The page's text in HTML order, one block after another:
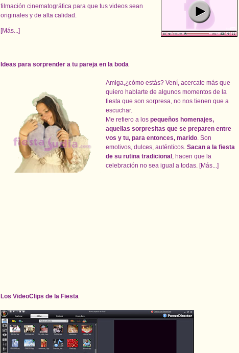
filmación cinematográfica para que tus videos sean
originales y de alta calidad.
[Más...]
Ideas para sorprender a tu pareja en la boda
Amiga,¿cómo estás? Vení, acercate más que
quiero hablarte de algunos momentos de la
fiesta que son sorpresa, no nos tienen que a
escuchar.
Me refiero a los pequeños homenajes,
aquellas sorpresitas que se preparen entre
vos y tu, para entonces, marido. Son
emotivos, dulces, auténticos. Sacan a la fiesta
de su rutina tradicional , hacen que la
celebración no sea igual a todas. [Más...]
Los VideoClips de la Fiesta